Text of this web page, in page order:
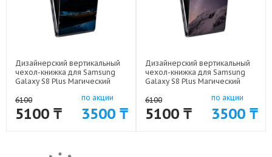
Дизайнерский вертикальный
чехол-книжка для Samsung
Galaxy S8 Plus Магический
6100
5100 ₸
по акции
3500 ₸
Дизайнерский вертикальный
чехол-книжка для Samsung
Galaxy S8 Plus Магический
6100
5100 ₸
по акции
3500 ₸